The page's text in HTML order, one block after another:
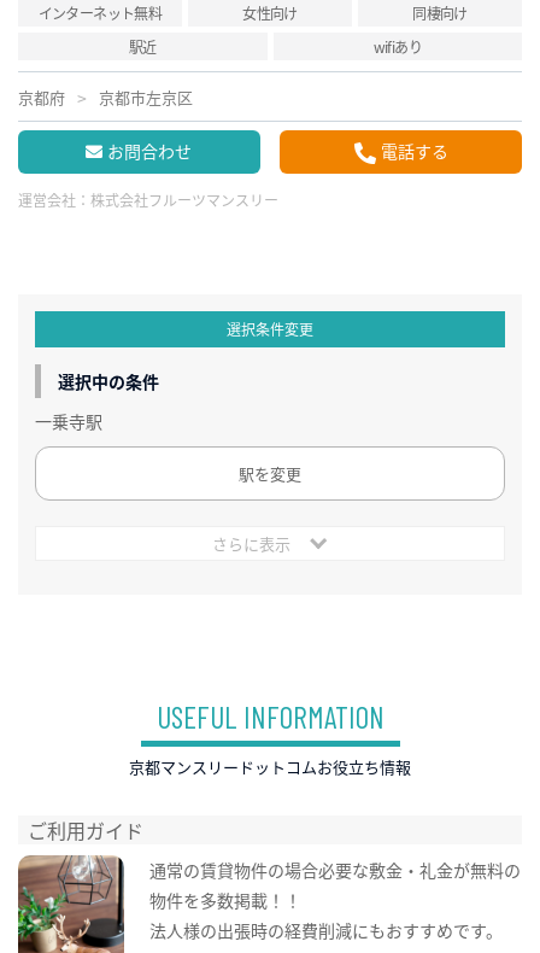
インターネット無料 女性向け
同棲向け
駅近
wifiあり
京都府 京都市左京区
お問合わせ 電話する
運営会社： 株式会社フルーツマンスリー
選択条件変更
選択中の条件
一乗寺駅
駅を変更
さらに表示
USEFUL INFORMATION
京都マンスリードットコムお役立ち情報
ご利用ガイド
通常の賃貸物件の場合必要な敷金・礼金が無料の
物件を多数掲載！！
法人様の出張時の経費削減にもおすすめです。